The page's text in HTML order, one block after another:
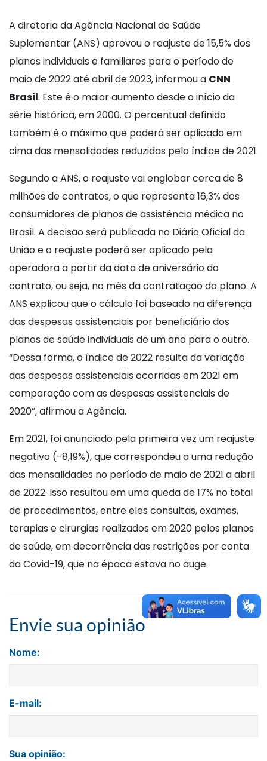
A diretoria da Agência Nacional de Saúde
Suplementar (ANS) aprovou o reajuste de 15,5% dos
planos individuais e familiares para o período de
maio de 2022 até abril de 2023, informou a CNN
Brasil. Este é o maior aumento desde o início da
série histórica, em 2000. O percentual definido
também é o máximo que poderá ser aplicado em
cima das mensalidades reduzidas pelo índice de 2021.
Segundo a ANS, o reajuste vai englobar cerca de 8
milhões de contratos, o que representa 16,3% dos
consumidores de planos de assistência médica no
Brasil. A decisão será publicada no Diário Oficial da
União e o reajuste poderá ser aplicado pela
operadora a partir da data de aniversário do
contrato, ou seja, no mês da contratação do plano. A
ANS explicou que o cálculo foi baseado na diferença
das despesas assistenciais por beneficiário dos
planos de saúde individuais de um ano para o outro.
“Dessa forma, o índice de 2022 resulta da variação
das despesas assistenciais ocorridas em 2021 em
comparação com as despesas assistenciais de
2020”, afirmou a Agência.
Em 2021, foi anunciado pela primeira vez um reajuste
negativo (-8,19%), que correspondeu a uma redução
das mensalidades no período de maio de 2021 a abril
de 2022. Isso resultou em uma queda de 17% no total
de procedimentos, entre eles consultas, exames,
terapias e cirurgias realizados em 2020 pelos planos
de saúde, em decorrência das restrições por conta
da Covid-19, que na época estava no auge.
Envie sua opinião
Nome:
E-mail:
Sua opinião: